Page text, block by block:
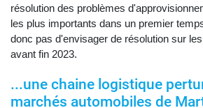
résolution des problèmes
les plus importants dans un premier
donc pas d'envisager de résolution sur
avant fin 2023.
...une chaine logistique
marchés automobiles de